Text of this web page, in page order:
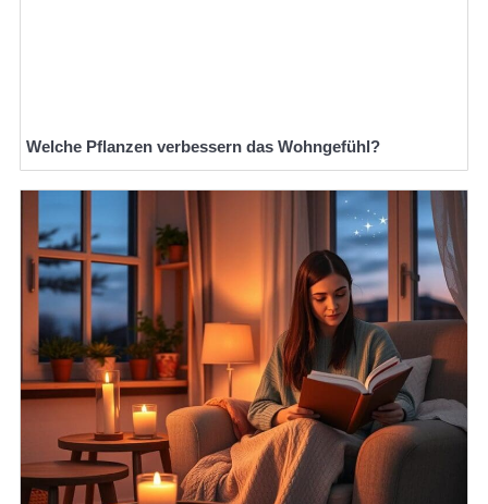
Welche Pflanzen verbessern das Wohngefühl?